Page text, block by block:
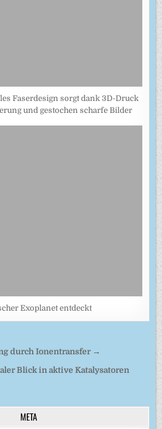
Faserdesign sorgt dank 3D-Druck
und gestochen scharfe Bilder
Exoplanet entdeckt
durch Ionentransfer →
Blick in aktive Katalysatoren
META